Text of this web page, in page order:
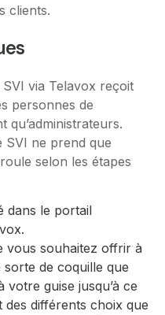
clients.
SVI via Telavox reçoit
personnes de
qu’administrateurs.
SVI ne prend que
selon les étapes
dans le portail
vous souhaitez offrir à
sorte de coquille que
guise jusqu’à ce
des différents choix que